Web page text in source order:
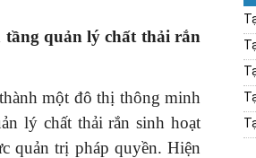
tầng quản lýchất thải rắn
một đô thị thông minh
lý chất thải rắn sinh hoạt
quản trị pháp quyền. Hiện